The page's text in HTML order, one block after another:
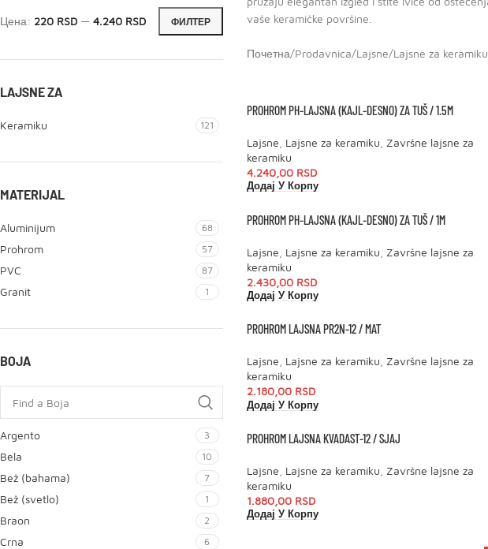
ФИЛТЕР
Цена: 220 RSD — 4.240 RSD
LAJSNE ZA
Keramiku 121
MATERIJAL
Aluminijum 68
Prohrom 57
PVC 87
Granit 1
BOJA
Argento 3
Bela 10
Bež (bahama) 7
Bež (svetlo) 1
Braon 2
Crna 6
vaše keramičke površine.
Почетна/Prodavnica/Lajsne/Lajsne za keramiku
PROHROM PH-LAJSNA (KAJL-DESNO) ZA TUŠ / 1.5M
Lajsne Lajsne za keramiku Završne lajsne za
keramiku
4.240,00 RSD
Додај У Корпу
PROHROM PH-LAJSNA (KAJL-DESNO) ZA TUŠ / 1M
Lajsne Lajsne za keramiku Završne lajsne za
keramiku
2.430,00 RSD
Додај У Корпу
PROHROM LAJSNA PR2N-12 / MAT
Lajsne Lajsne za keramiku Završne lajsne za
keramiku
2.180,00 RSD
Додај У Корпу
PROHROM LAJSNA KVADAST-12 / SJAJ
Lajsne Lajsne za keramiku Završne lajsne za
keramiku
1.880,00 RSD
Додај У Корпу